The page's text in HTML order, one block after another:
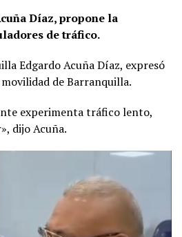
Díaz, propone la
de tráfico.
Edgardo Acuña Díaz, expresó
de Barranquilla.
experimenta tráfico lento,
dijo Acuña.